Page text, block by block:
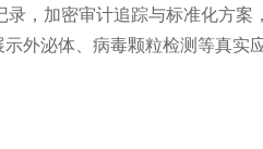
，加密审计追踪与标准化方案
外泌体、病毒颗粒检测等真